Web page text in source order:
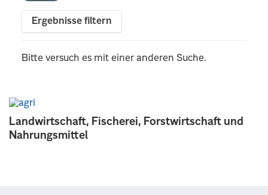
Landwirtschaft, Fischerei, Forstwirtschaft und
Nahrungsmittel
Ergebnisse filtern
Bitte versuch es mit einer anderen Suche.